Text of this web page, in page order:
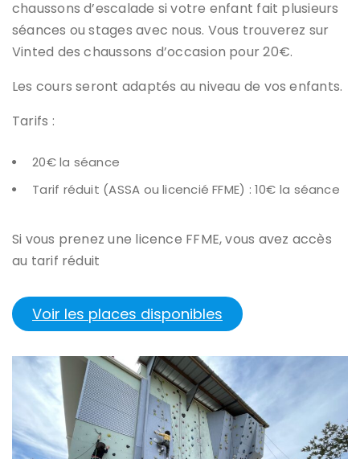
chaussons d’escalade si votre enfant fait plusieurs
séances ou stages avec nous. Vous trouverez sur
Vinted des chaussons d’occasion pour 20€.
Les cours seront adaptés au niveau de vos enfants.
Tarifs :
20€ la séance
Tarif réduit (ASSA ou licencié FFME) : 10€ la séance
Si vous prenez une licence FFME, vous avez accès
au tarif réduit
Voir les places disponibles